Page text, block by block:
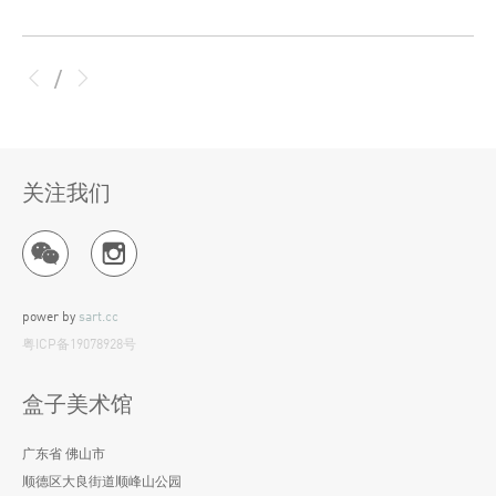
/
关注我们
power by sart.cc
粤ICP备19078928号
盒子美术馆
广东省 佛山市
顺德区大良街道顺峰山公园